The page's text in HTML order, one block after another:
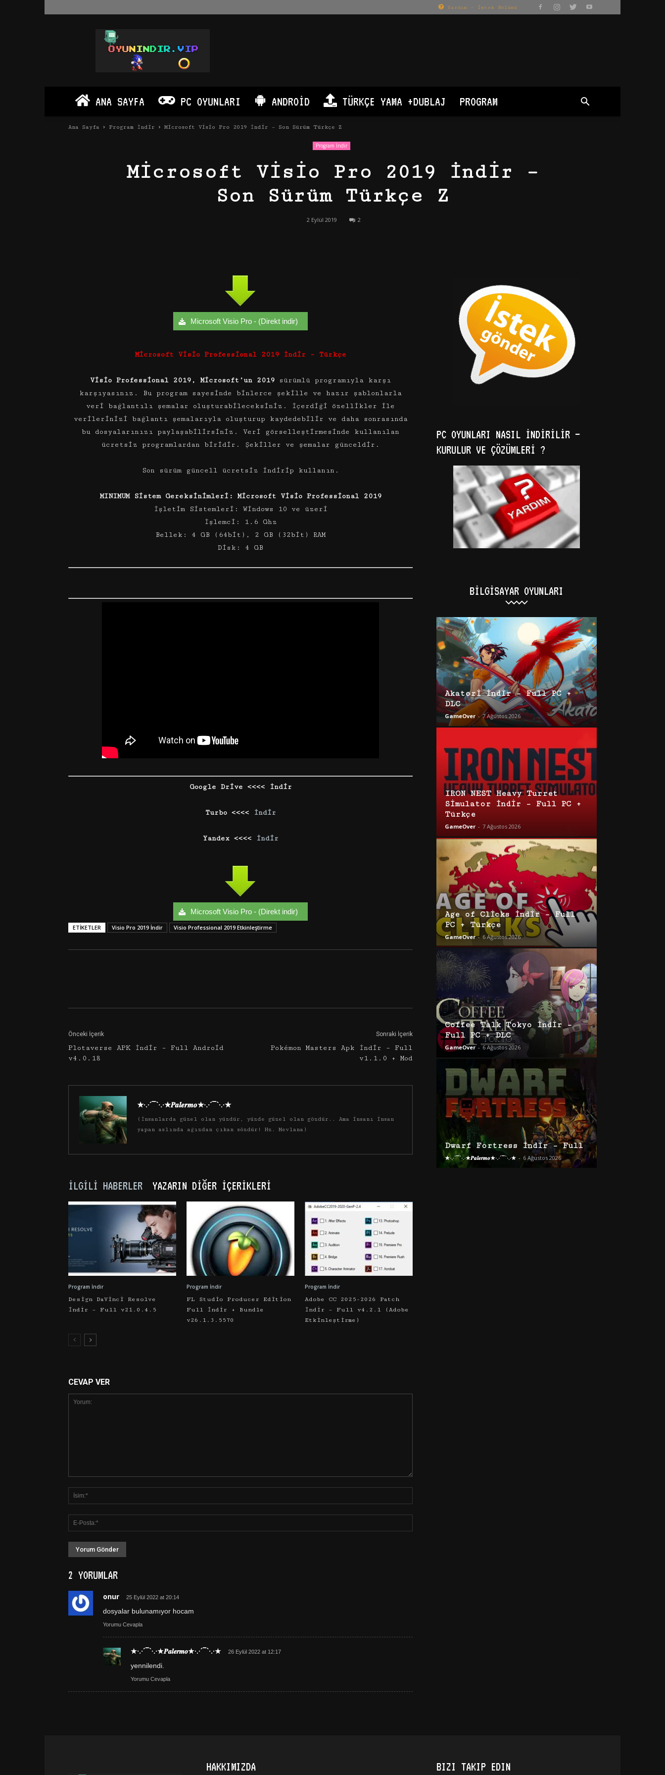
Yardım – İstek Bölümü
Oyun
İndir
PC
Android
ANA SAYFA PC OYUNLARI ANDROID TÜRKÇE YAMA +DUBLAJ PROGRAM
Ana Sayfa Program İndir Microsoft Visio Pro 2019 İndir – Son Sürüm Türkçe Z
Program İndir
Microsoft Visio Pro 2019 İndir –
Son Sürüm Türkçe Z
2 Eylül 2019 2
Microsoft Visio Pro - (Direkt indir)
Microsoft Visio Professional 2019 İndir – Türkçe
Visio Professional 2019, Microsoft’un 2019 sürümlü programıyla karşı
karşıyasınız. Bu program sayesinde binlerce şekille ve hazır şablonlarla
veri bağlantılı şemalar oluşturabileceksiniz. İçerdiği özellikler ile
verilerinizi bağlantı şemalarıyla oluşturup kaydedebilir ve daha sonrasında
bu dosyalarınızı paylaşabilirsiniz. Veri görselleştirmesinde kullanılan
ücretsiz programlardan biridir. Şekiller ve şemalar günceldir.
Son sürüm güncell ücretsiz indirip kullanın.
MINIMUM Sistem Gereksinimleri: Microsoft Visio Professional 2019
İşletim Sistemleri: Windows 10 ve üzeri
İşlemci: 1.6 Ghz
Bellek: 4 GB (64bit), 2 GB (32bit) RAM
Disk: 4 GB
Google Drive <<<< İndir
Turbo <<<< İndir
Yandex <<<< İndir
Microsoft Visio Pro - (Direkt indir)
ETIKETLER Visio Pro 2019 İndir Visio Professional 2019 Etkinleştirme
Önceki İçerik
Plotaverse APK İndir – Full Android
v4.0.18
Sonraki İçerik
Pokémon Masters Apk İndir – Full
v1.1.0 + Mod
★·.·´¯`·.·★𝑷𝒂𝒍𝒆𝒓𝒎𝒐★·.·´¯`·.·★
(İnsanlarda güzel olan yüzdür, yüzde güzel olan gözdür.. Ama insanı insan
yapan aslında ağızdan çıkan sözdür! Hz. Mevlana)
İLGILI HABERLER YAZARIN DIĞER İÇERIKLERI
Program İndir
Design DaVinci Resolve
İndir – Full v21.0.4.5
Program İndir
FL Studio Producer Edition
Full İndir + Bundle
v26.1.3.5570
Program İndir
Adobe CC 2025-2026 Patch
İndir – Full v4.2.1 (Adobe
Etkinleştirme)
CEVAP VER
2 YORUMLAR
onur 25 Eylül 2022 at 20:14
dosyalar bulunamıyor hocam
Yorumu Cevapla
★·.·´¯`·.·★𝑷𝒂𝒍𝒆𝒓𝒎𝒐★·.·´¯`·.·★ 26 Eylül 2022 at 12:17
yennilendi.
Yorumu Cevapla
PC OYUNLARI NASIL İNDIRILIR –
KURULUR VE ÇÖZÜMLERI ?
BILGISAYAR OYUNLARI
Akatori İndir – Full PC +
DLC
GameOver - 7 Ağustos 2026
IRON NEST Heavy Turret
Simulator İndir – Full PC +
Türkçe
GameOver - 7 Ağustos 2026
Age of Clicks İndir – Full
PC + Türkçe
GameOver - 6 Ağustos 2026
Coffee Talk Tokyo İndir –
Full PC + DLC
GameOver - 6 Ağustos 2026
Dwarf Fortress İndir – Full
★·.·´¯`·.·★𝑷𝒂𝒍𝒆𝒓𝒎𝒐★·.·´¯`·.·★ - 6 Ağustos 2026
HAKKIMIZDA BIZI TAKIP EDIN